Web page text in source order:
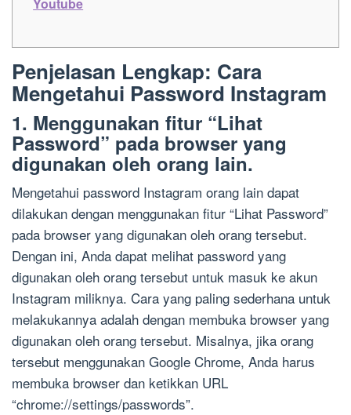
Youtube
Penjelasan Lengkap: Cara
Mengetahui Password Instagram
1. Menggunakan fitur “Lihat
Password” pada browser yang
digunakan oleh orang lain.
Mengetahui password Instagram orang lain dapat
dilakukan dengan menggunakan fitur “Lihat Password”
pada browser yang digunakan oleh orang tersebut.
Dengan ini, Anda dapat melihat password yang
digunakan oleh orang tersebut untuk masuk ke akun
Instagram miliknya. Cara yang paling sederhana untuk
melakukannya adalah dengan membuka browser yang
digunakan oleh orang tersebut. Misalnya, jika orang
tersebut menggunakan Google Chrome, Anda harus
membuka browser dan ketikkan URL
“chrome://settings/passwords”.